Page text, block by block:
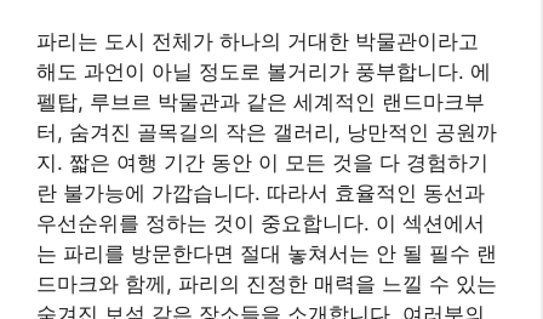
파리는 도시 전체가 하나의 거대한 박물관이라고
해도 과언이 아닐 정도로 볼거리가 풍부합니다. 에
펠탑, 루브르 박물관과 같은 세계적인 랜드마크부
터, 숨겨진 골목길의 작은 갤러리, 낭만적인 공원까
지. 짧은 여행 기간 동안 이 모든 것을 다 경험하기
란 불가능에 가깝습니다. 따라서 효율적인 동선과
우선순위를 정하는 것이 중요합니다. 이 섹션에서
는 파리를 방문한다면 절대 놓쳐서는 안 될 필수 랜
드마크와 함께, 파리의 진정한 매력을 느낄 수 있는
숨겨진 보석 같은 장소들을 소개합니다. 여러분의